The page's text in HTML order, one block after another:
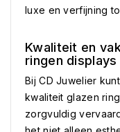
luxe en verfijning
Kwaliteit en
ringen displays
Bij CD Juwelier
kwaliteit glazen
zorgvuldig